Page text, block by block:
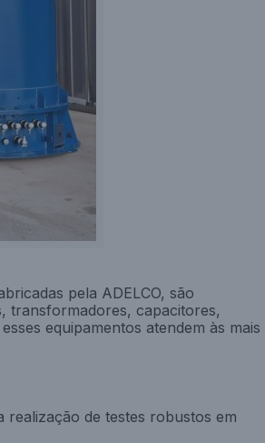
pela ADELCO, são
transformadores, capacitores,
equipamentos atendem às mais
realização de testes robustos em